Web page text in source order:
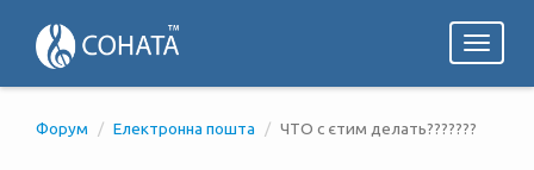
Toggle
Форум Електронна пошта ЧТО с єтим делать???????